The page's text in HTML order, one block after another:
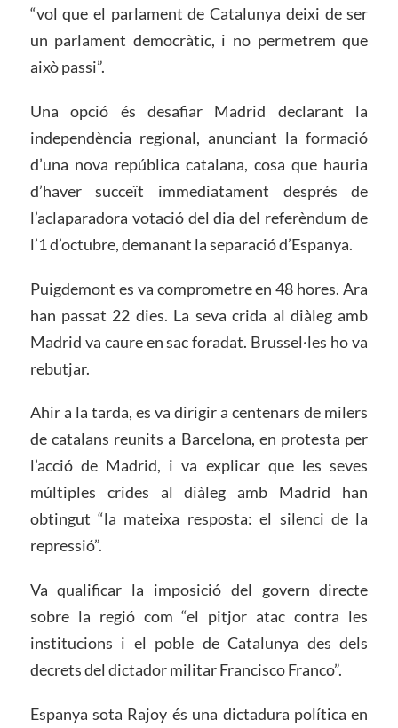
“vol que el parlament de Catalunya deixi de ser
un parlament democràtic, i no permetrem que
això passi”.
Una opció és desafiar Madrid declarant la
independència regional, anunciant la formació
d’una nova república catalana, cosa que hauria
d’haver succeït immediatament després de
l’aclaparadora votació del dia del referèndum de
l’1 d’octubre, demanant la separació d’Espanya.
Puigdemont es va comprometre en 48 hores. Ara
han passat 22 dies. La seva crida al diàleg amb
Madrid va caure en sac foradat. Brussel·les ho va
rebutjar.
Ahir a la tarda, es va dirigir a centenars de milers
de catalans reunits a Barcelona, en protesta per
l’acció de Madrid, i va explicar que les seves
múltiples crides al diàleg amb Madrid han
obtingut “la mateixa resposta: el silenci de la
repressió”.
Va qualificar la imposició del govern directe
sobre la regió com “el pitjor atac contra les
institucions i el poble de Catalunya des dels
decrets del dictador militar Francisco Franco”.
Espanya sota Rajoy és una dictadura política en